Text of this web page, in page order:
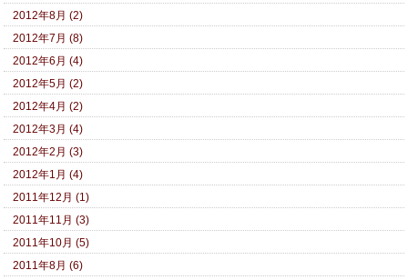
2012年8月 (2)
2012年7月 (8)
2012年6月 (4)
2012年5月 (2)
2012年4月 (2)
2012年3月 (4)
2012年2月 (3)
2012年1月 (4)
2011年12月 (1)
2011年11月 (3)
2011年10月 (5)
2011年8月 (6)